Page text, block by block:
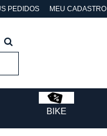
PEDIDOS MEU CADASTRO
BIKE